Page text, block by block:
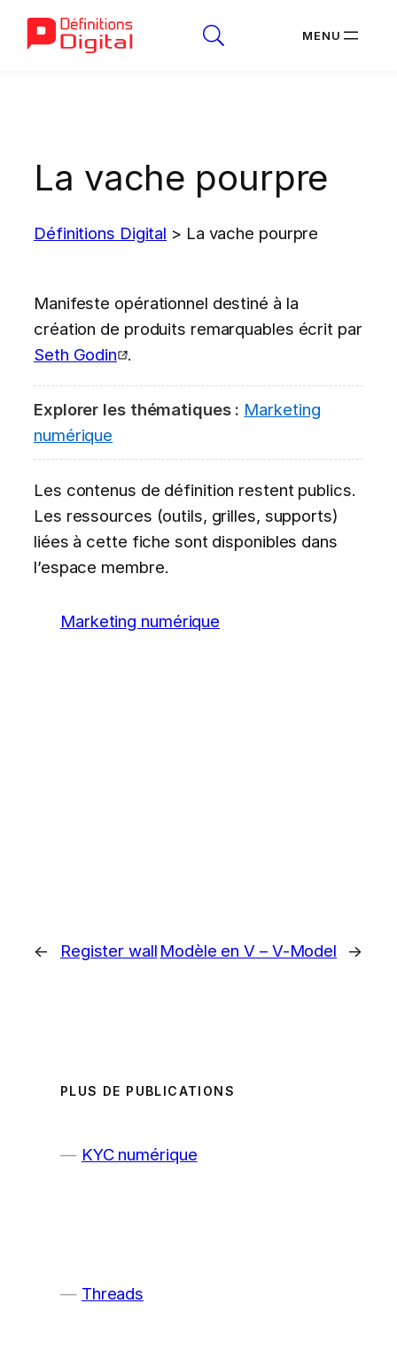
La vache pourpre
Définitions Digital > La vache pourpre
Manifeste opérationnel destiné à la
création de produits remarquables écrit par
Seth Godin
.
Explorer les thématiques : Marketing
numérique
Les contenus de définition restent publics.
Les ressources (outils, grilles, supports)
liées à cette fiche sont disponibles dans
l’espace membre.
Marketing numérique
← Register wall Modèle en V – V-Model →
PLUS DE PUBLICATIONS
KYC numérique
Threads